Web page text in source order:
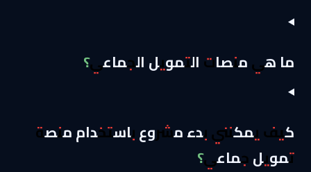
ما هي منصات التمويل الجماعي؟
كيف يمكنني بدء مشروع باستخدام منصة
تمويل جماعي؟